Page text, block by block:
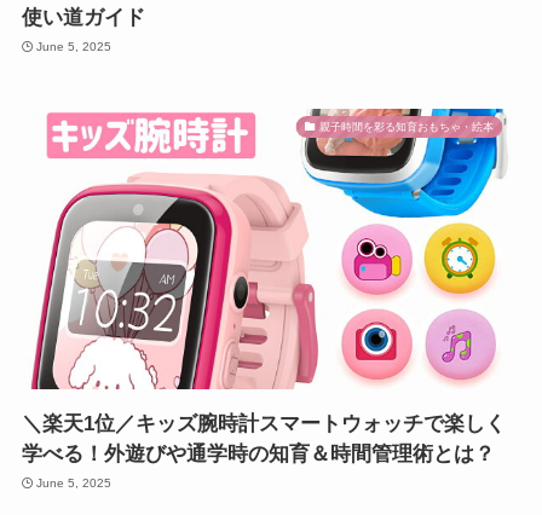
使い道ガイド
June 5, 2025
親子時間を彩る知育おもちゃ・絵本
＼楽天1位／キッズ腕時計スマートウォッチで楽しく
学べる！外遊びや通学時の知育＆時間管理術とは？
June 5, 2025